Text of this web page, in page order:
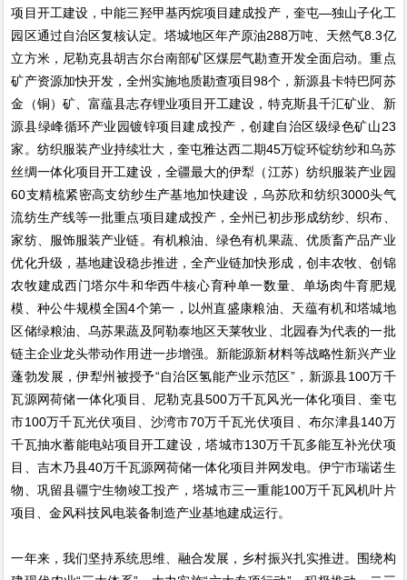
项目开工建设，中能三羟甲基丙烷项目建成投产，奎屯—独山子化工
园区通过自治区复核认定。塔城地区年产原油288万吨、天然气8.3亿
立方米，尼勒克县胡吉尔台南部矿区煤层气勘查开发全面启动。重点
矿产资源加快开发，全州实施地质勘查项目98个，新源县卡特巴阿苏
金（铜）矿、富蕴县志存锂业项目开工建设，特克斯县千汇矿业、新
源县绿峰循环产业园镀锌项目建成投产，创建自治区级绿色矿山23
家。纺织服装产业持续壮大，奎屯雅达西二期45万锭环锭纺纱和乌苏
丝绸一体化项目开工建设，全疆最大的伊犁（江苏）纺织服装产业园
60支精梳紧密高支纺纱生产基地加快建设，乌苏欣和纺织3000头气
流纺生产线等一批重点项目建成投产，全州已初步形成纺纱、织布、
家纺、服饰服装产业链。有机粮油、绿色有机果蔬、优质畜产品产业
优化升级，基地建设稳步推进，全产业链加快形成，创丰农牧、创锦
农牧建成西门塔尔牛和华西牛核心育种单一数量、单场肉牛育肥规
模、种公牛规模全国4个第一，以州直盛康粮油、天蕴有机和塔城地
区储绿粮油、乌苏果蔬及阿勒泰地区天莱牧业、北园春为代表的一批
链主企业龙头带动作用进一步增强。新能源新材料等战略性新兴产业
蓬勃发展，伊犁州被授予“自治区氢能产业示范区”，新源县100万千
瓦源网荷储一体化项目、尼勒克县500万千瓦风光一体化项目、奎屯
市100万千瓦光伏项目、沙湾市70万千瓦光伏项目、布尔津县140万
千瓦抽水蓄能电站项目开工建设，塔城市130万千瓦多能互补光伏项
目、吉木乃县40万千瓦源网荷储一体化项目并网发电。伊宁市瑞诺生
物、巩留县疆宁生物竣工投产，塔城市三一重能100万千瓦风机叶片
项目、金风科技风电装备制造产业基地建成运行。
一年来，我们坚持系统思维、融合发展，乡村振兴扎实推进。围绕构